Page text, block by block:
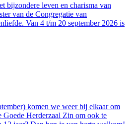
bijzondere leven en charisma van
van de Congregatie van
Van 4 t/m 20 september 2026 is
komen we weer bij elkaar om
Goede Herderzaal Zin om ook te